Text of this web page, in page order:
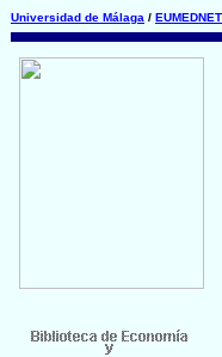
Universidad de Málaga / EUMEDNET